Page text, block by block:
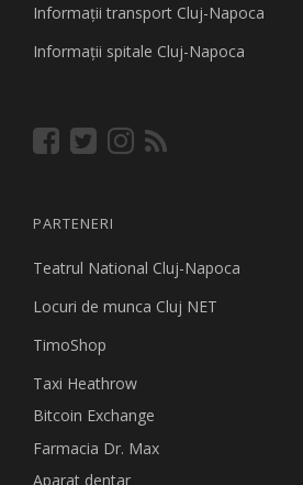
Informaţii transport Cluj-Napoca
Informaţii spitale Cluj-Napoca
PARTENERI
Teatrul National Cluj-Napoca
Locuri de munca Cluj NET
TimoShop
Taxi Heathrow
Bitcoin Exchange
Farmacia Dr. Max
Aparat dentar